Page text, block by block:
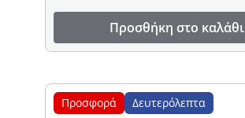
Προσθήκη στο καλάθι
Προσφορά Δευτερόλεπτα